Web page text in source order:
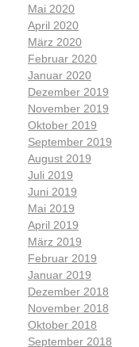
Mai 2020
April 2020
März 2020
Februar 2020
Januar 2020
Dezember 2019
November 2019
Oktober 2019
September 2019
August 2019
Juli 2019
Juni 2019
Mai 2019
April 2019
März 2019
Februar 2019
Januar 2019
Dezember 2018
November 2018
Oktober 2018
September 2018